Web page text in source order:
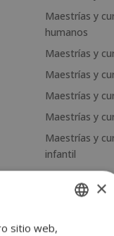
Maestrías y
humanos
Maestrías y
Maestrías y
Maestrías y
Maestrías y
Maestrías y
infantil
Packs de
SPANISH
×
sitio web,